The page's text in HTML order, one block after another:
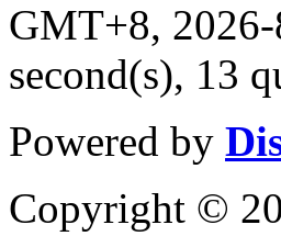
GMT+8,
second(s), 13
Powered by
Copyright ©